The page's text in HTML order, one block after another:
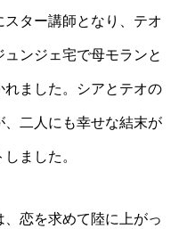
スター講師となり、テオ
ンジェ宅で母モランと
ました。シアとテオの
二人にも幸せな結末が
ました。
恋を求めて陸に上がっ